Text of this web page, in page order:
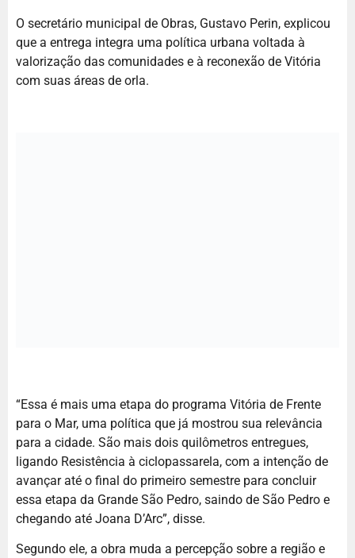
O secretário municipal de Obras, Gustavo Perin, explicou
que a entrega integra uma política urbana voltada à
valorização das comunidades e à reconexão de Vitória
com suas áreas de orla.
“Essa é mais uma etapa do programa Vitória de Frente
para o Mar, uma política que já mostrou sua relevância
para a cidade. São mais dois quilômetros entregues,
ligando Resistência à ciclopassarela, com a intenção de
avançar até o final do primeiro semestre para concluir
essa etapa da Grande São Pedro, saindo de São Pedro e
chegando até Joana D’Arc”, disse.
Segundo ele, a obra muda a percepção sobre a região e